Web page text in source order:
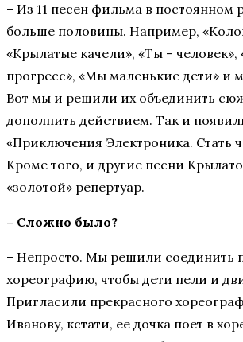
– Из 11 песен фильма в постоянном
больше половины. Например,
«Крылатые качели», «Ты –
прогресс», «Мы маленькие дети» и
Вот мы и решили их объединить
дополнить действием. Так и
«Приключения Электроника. Стать
Кроме того, и другие песни
«золотой» репертуар.
– Сложно было?
– Непросто. Мы решили соединить
хореографию, чтобы дети пели и
Пригласили прекрасного
Иванову, кстати, ее дочка поет в